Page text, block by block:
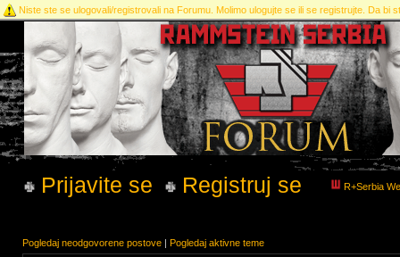
Niste ste se ulogovali/registrovali na Forumu. Molimo ulogujte se ili se registrujte. Da bi
Prijavite se Registruj se R+Serbia
Pogledaj neodgovorene postove | Pogledaj aktivne teme